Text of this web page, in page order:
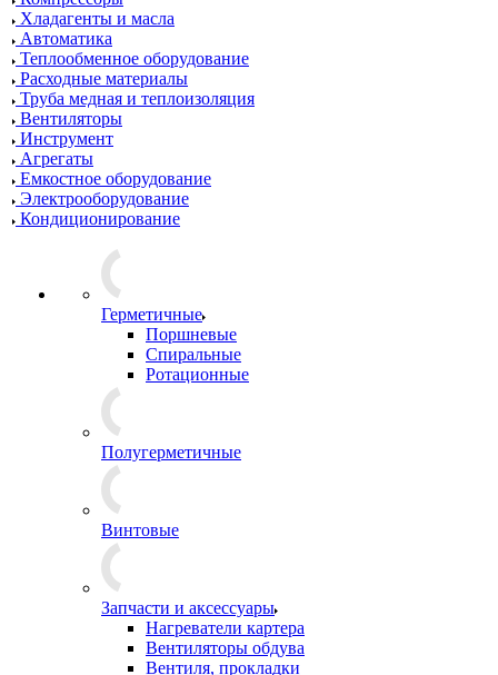
Хладагенты и масла
Автоматика
Теплообменное оборудование
Расходные материалы
Труба медная и теплоизоляция
Вентиляторы
Инструмент
Агрегаты
Емкостное оборудование
Электрооборудование
Кондиционирование
Герметичные
Поршневые
Спиральные
Ротационные
Полугерметичные
Винтовые
Запчасти и аксессуары
Нагреватели картера
Вентиляторы обдува
Вентиля, прокладки